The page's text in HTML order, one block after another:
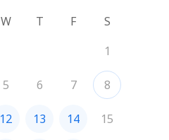
W T F
S
1
5 6 7 8
12 13 14 15